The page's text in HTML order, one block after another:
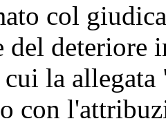
col
deteriore
la allegata
con